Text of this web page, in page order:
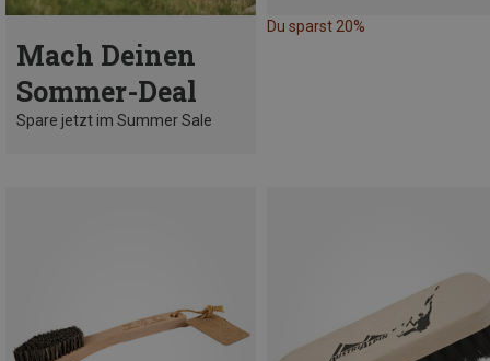
Mach Deinen
Sommer-Deal
Spare jetzt im Summer Sale
Du sparst 20%